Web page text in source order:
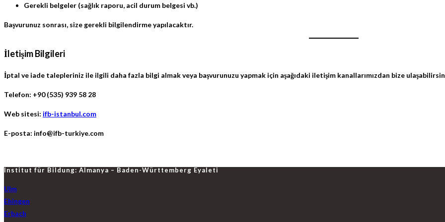
Gerekli belgeler (sağlık raporu, acil durum belgesi vb.)
Başvurunuz sonrası, size gerekli bilgilendirme yapılacaktır.
İletişim Bilgileri
İptal ve iade talepleriniz ile ilgili daha fazla bilgi almak veya başvurunuzu yapmak için aşağıdaki iletişim kanallarımızdan bize
Telefon: +90 (535) 939 58 28
Web sitesi: ifb-istanbul.com
E-posta: info@ifb-turkiye.com
Institut für Bildung: Almanya – Baden-Württemberg Eyaleti
Ulm
Ehingen
Erbach